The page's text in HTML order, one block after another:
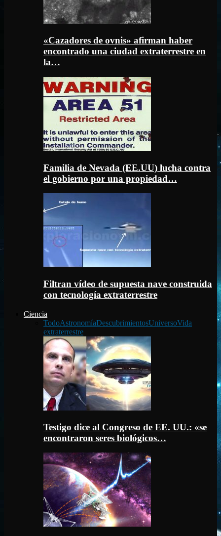
«Cazadores de ovnis» afirman haber
encontrado una ciudad extraterrestre en
la…
Familia de Nevada (EE.UU) lucha contra
el gobierno por una propiedad…
Filtran vídeo de supuesta nave construida
con tecnología extraterrestre
Ciencia
TodoAstronomíaDescubrimientosUniversoVida
extraterrestre
Testigo dice al Congreso de EE. UU.: «se
encontraron seres biológicos…